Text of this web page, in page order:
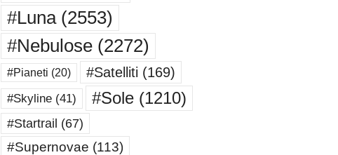
#Luna(2553)
#Nebulose(2272)
#Pianeti (20) #Satelliti (169)
#Skyline(41) #Sole(1210)
#Startrail (67)
#Supernovae (113)